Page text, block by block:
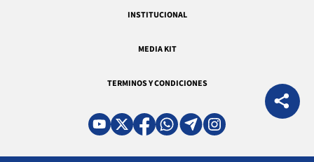
INSTITUCIONAL
MEDIA KIT
TERMINOS Y CONDICIONES